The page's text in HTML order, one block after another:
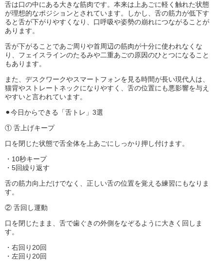
舌は口の中にある大きな筋肉です。本来は上あごに軽く触れた状態
が理想的なポジションとされています。しかし、舌の筋力が低下す
ると舌が下がりやすくなり、口呼吸や姿勢の崩れにつながることが
あります。
舌が下がることであご周りや首周辺の筋肉が十分に使われなくな
り、フェイスラインのたるみや二重あごの原因のひとつになること
もあります。
また、デスクワークやスマートフォンを見る時間が長い現代人は、
猫背やストレートネックになりやすく、舌の位置にも悪影響を与え
やすいと言われています。
⚫︎今日からできる「舌トレ」3選
① 舌上げキープ
口を閉じた状態で舌全体を上あごにしっかり押し付けます。
・10秒キープ
・5回繰り返す
舌の筋力向上だけでなく、正しい舌の位置を覚える練習にもなりま
す。
② 舌回し運動
口を閉じたまま、舌で歯ぐきの外側をなぞるように大きく回しま
す。
・右回り20回
・左回り20回